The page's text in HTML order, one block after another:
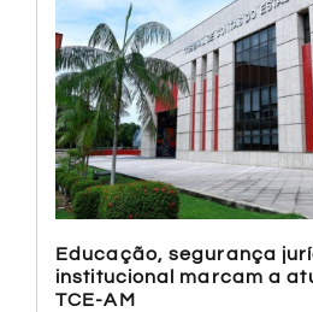
Educação, segurança
institucional marcam a
TCE-AM